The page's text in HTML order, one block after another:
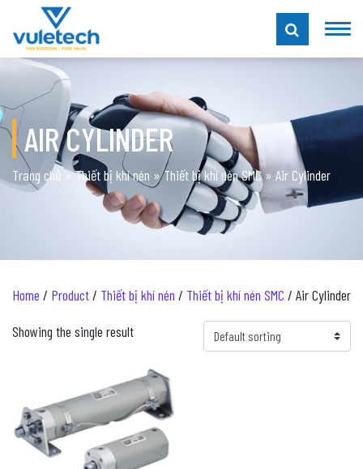
AIR CYLINDER
Trang chủ »Thiết bị khí nén »Thiết bị khí nén SMC» Air Cylinder
Home / Product/ Thiết bị khí nén / Thiết bị khí nén SMC / Air Cylinder
Showing the single result